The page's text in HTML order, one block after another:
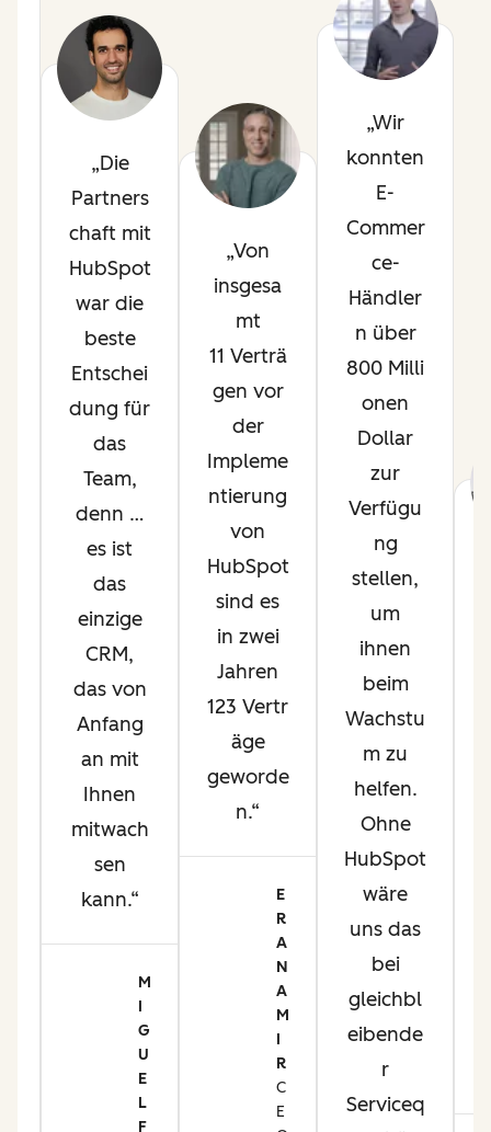
Die
Partners
chaft mit
HubSpot
war die
beste
Entschei
dung für
das
Team,
denn …
es ist
das
einzige
CRM,
das von
Anfang
an mit
Ihnen
mitwach
sen
kann.
M
I
G
U
E
L
F
Von
insgesa
mt
11 Verträ
gen vor
der
Impleme
ntierung
von
HubSpot
sind es
in zwei
Jahren
123 Vertr
äge
geworde
n.
E
R
A
N
A
M
I
R
C
E
Wir
konnten
E-
Commer
ce-
Händler
n über
800 Milli
onen
Dollar
zur
Verfügu
ng
stellen,
um
ihnen
beim
Wachstu
m zu
helfen.
Ohne
HubSpot
wäre
uns das
bei
gleichbl
eibende
r
Serviceq